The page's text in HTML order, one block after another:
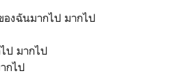
งฉันมากไป มากไป
ป มากไป
กไป